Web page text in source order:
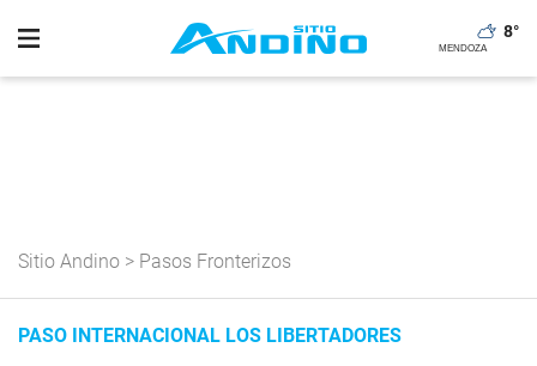
8°
Sitio Andino > Pasos Fronterizos
PASO INTERNACIONAL LOS LIBERTADORES